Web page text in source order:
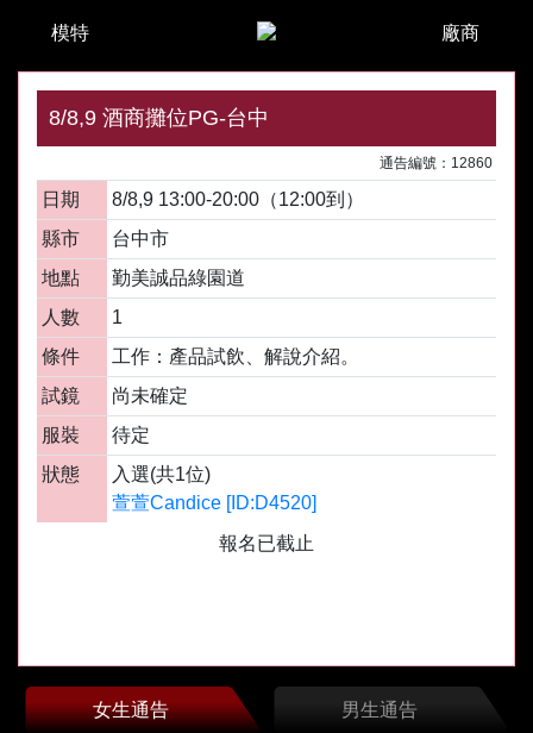
模特 廠商
女生通告 男生通告
8/8,9 酒商攤位PG-台中
通告編號：12860
日期
8/8,9 13:00-20:00（12:00到）
縣市
台中市
地點
勤美誠品綠園道
人數
1
條件
工作：產品試飲、解說介紹。
試鏡
尚未確定
服裝
待定
狀態
入選(共1位)
萱萱Candice [ID:D4520]
報名已截止